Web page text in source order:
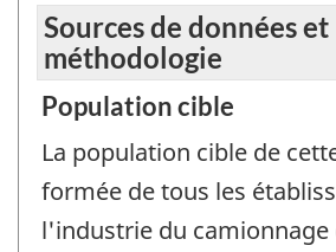
Sources de données et
méthodologie
Population cible
La population cible de
formée de tous les
l'industrie du camionnage